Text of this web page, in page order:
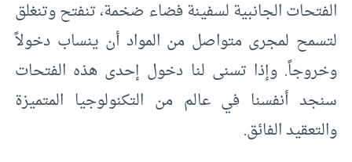
الفتحات الجانبية لسفينة فضاء ضخمة، تنفتح وتنغلق
لتسمح لمجرى متواصل من المواد أن ينساب دخولاً
وخروجاً. وإذا تسنى لنا دخول إحدى هذه الفتحات
سنجد أنفسنا في عالم من التكنولوجيا المتميزة
والتعقيد الفائق.